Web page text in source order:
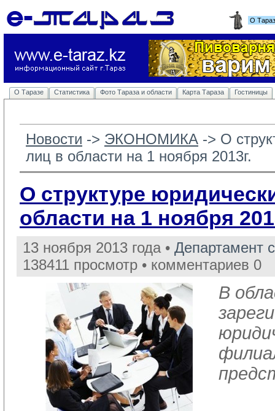
О
О Таразе Статистика Фото Тараза и области Карта Тараза Гостиницы
Новости -> ЭКОНОМИКА -> О
лиц в области на 1 ноября 2013г.
О структуре
области на 1 ноября
13 ноября 2013 года • Департамент
138411 просмотр • комментариев 0
В